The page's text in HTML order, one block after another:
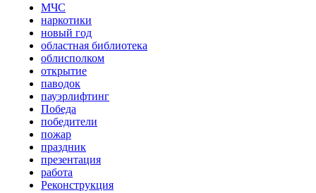
МЧС
наркотики
новый год
областная библиотека
облисполком
открытие
паводок
пауэрлифтинг
Победа
победители
пожар
праздник
презентация
работа
Реконструкция